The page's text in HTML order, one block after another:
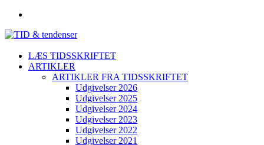
LÆS TIDSSKRIFTET
ARTIKLER
ARTIKLER FRA TIDSSKRIFTET
Udgivelser 2026
Udgivelser 2025
Udgivelser 2024
Udgivelser 2023
Udgivelser 2022
Udgivelser 2021